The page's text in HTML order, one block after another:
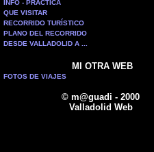
INFO - PRACTICA
QUE VISITAR
RECORRIDO TURÍSTICO
PLANO DEL RECORRIDO
DESDE VALLADOLID A ...
MI OTRA WEB
FOTOS DE VIAJES
© m@guadi - 2000
Valladolid Web